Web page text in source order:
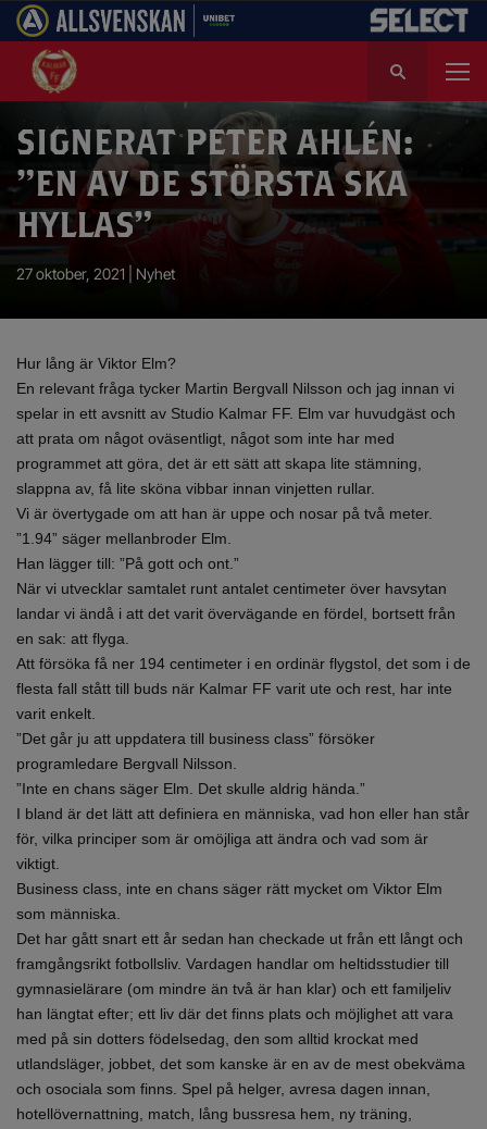
k
f
SIGNERAT PETER AHLÉN:
”EN AV DE STÖRSTA SKA
HYLLAS”
27 oktober, 2021 | Nyhet
Hur lång är Viktor Elm?
En relevant fråga tycker Martin Bergvall Nilsson och jag innan vi
spelar in ett avsnitt av Studio Kalmar FF. Elm var huvudgäst och
att prata om något oväsentligt, något som inte har med
programmet att göra, det är ett sätt att skapa lite stämning,
slappna av, få lite sköna vibbar innan vinjetten rullar.
Vi är övertygade om att han är uppe och nosar på två meter.
”1.94” säger mellanbroder Elm.
Han lägger till: ”På gott och ont.”
När vi utvecklar samtalet runt antalet centimeter över havsytan
landar vi ändå i att det varit övervägande en fördel, bortsett från
en sak: att flyga.
Att försöka få ner 194 centimeter i en ordinär flygstol, det som i de
flesta fall stått till buds när Kalmar FF varit ute och rest, har inte
varit enkelt.
”Det går ju att uppdatera till business class” försöker
programledare Bergvall Nilsson.
”Inte en chans säger Elm. Det skulle aldrig hända.”
I bland är det lätt att definiera en människa, vad hon eller han står
för, vilka principer som är omöjliga att ändra och vad som är
viktigt.
Business class, inte en chans säger rätt mycket om Viktor Elm
som människa.
Det har gått snart ett år sedan han checkade ut från ett långt och
framgångsrikt fotbollsliv. Vardagen handlar om heltidsstudier till
gymnasielärare (om mindre än två är han klar) och ett familjeliv
han längtat efter; ett liv där det finns plats och möjlighet att vara
med på sin dotters födelsedag, den som alltid krockat med
utlandsläger, jobbet, det som kanske är en av de mest obekväma
och osociala som finns. Spel på helger, avresa dagen innan,
hotellövernattning, match, lång bussresa hem, ny träning,